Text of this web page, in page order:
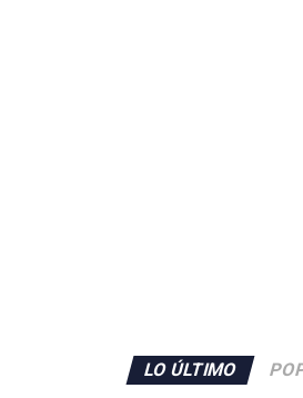
etapa de instrucción y que los
LO ÚLTIMO